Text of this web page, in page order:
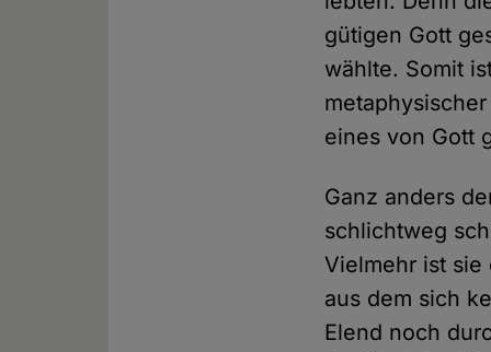
gütigen Gott
wählte. Somit
eines von Gott
Ganz anders
schlichtweg
Vielmehr ist
aus dem sich
Elend noch